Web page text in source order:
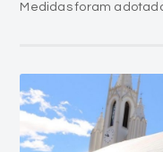
Medidas foram